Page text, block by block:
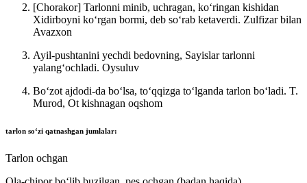
[Chorakor] Tarlonni minib, uchragan, koʻringan kishidan
Xidirboyni koʻrgan bormi, deb soʻrab ketaverdi. Zulfizar bilan
Avazxon
Ayil-pushtanini yechdi bedovning, Sayislar tarlonni
yalangʻochladi. Oysuluv
Boʻzot ajdodi-da boʻlsa, toʻqqizga toʻlganda tarlon boʻladi. T.
Murod, Ot kishnagan oqshom
tarlon soʻzi qatnashgan jumlalar:
Tarlon ochgan